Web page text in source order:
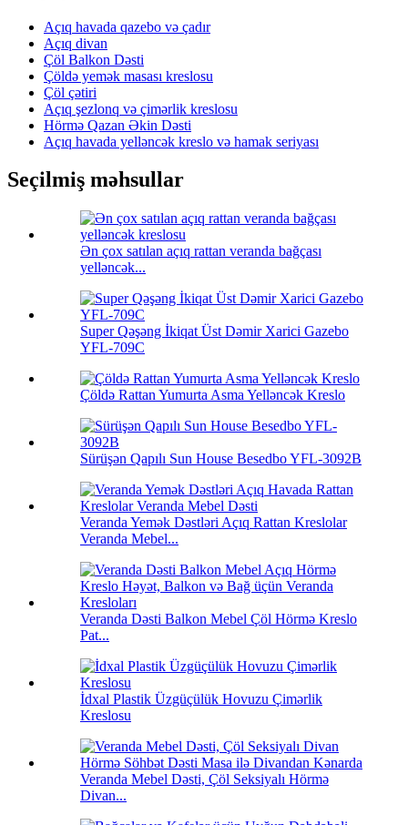
Açıq havada qazebo və çadır
Açıq divan
Çöl Balkon Dəsti
Çöldə yemək masası kreslosu
Çöl çətiri
Açıq şezlonq və çimərlik kreslosu
Hörmə Qazan Əkin Dəsti
Açıq havada yelləncək kreslo və hamak seriyası
Seçilmiş məhsullar
Ən çox satılan açıq rattan veranda bağçası
yelləncək...
Super Qəşəng İkiqat Üst Dəmir Xarici Gazebo
YFL-709C
Çöldə Rattan Yumurta Asma Yelləncək Kreslo
Sürüşən Qapılı Sun House Besedbo YFL-3092B
Veranda Yemək Dəstləri Açıq Rattan Kreslolar
Veranda Mebel...
Veranda Dəsti Balkon Mebel Çöl Hörmə Kreslo
Pat...
İdxal Plastik Üzgüçülük Hovuzu Çimərlik
Kreslosu
Veranda Mebel Dəsti, Çöl Seksiyalı Hörmə
Divan...